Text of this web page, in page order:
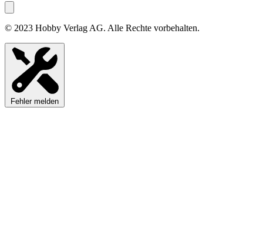
© 2023 Hobby Verlag AG. Alle Rechte vorbehalten.
Fehler melden